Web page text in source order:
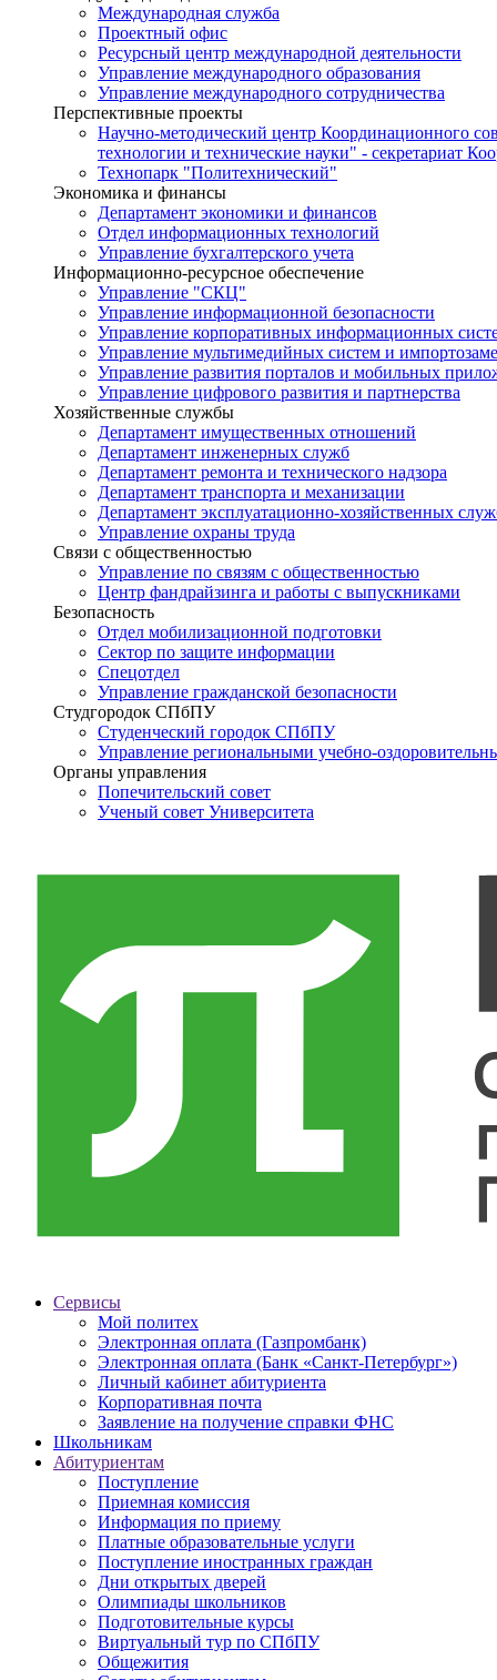
Международная служба
Проектный офис
Ресурсный центр международной деятельности
Управление международного образования
Управление международного сотрудничества
Перспективные проекты
Научно-методический центр Координационного
технологии и технические науки" - секретариат
Технопарк "Политехнический"
Экономика и финансы
Департамент экономики и финансов
Отдел информационных технологий
Управление бухгалтерского учета
Информационно-ресурсное обеспечение
Управление "СКЦ"
Управление информационной безопасности
Управление корпоративных информационных
Управление мультимедийных систем и
Управление развития порталов и мобильных
Управление цифрового развития и партнерства
Хозяйственные службы
Департамент имущественных отношений
Департамент инженерных служб
Департамент ремонта и технического надзора
Департамент транспорта и механизации
Департамент эксплуатационно-хозяйственных
Управление охраны труда
Связи с общественностью
Управление по связям с общественностью
Центр фандрайзинга и работы с выпускниками
Безопасность
Отдел мобилизационной подготовки
Сектор по защите информации
Спецотдел
Управление гражданской безопасности
Студгородок СПбПУ
Студенческий городок СПбПУ
Управление региональными учебно-
Органы управления
Попечительский совет
Ученый совет Университета
Сервисы
Мой политех
Электронная оплата (Газпромбанк)
Электронная оплата (Банк «Санкт-Петербург»)
Личный кабинет абитуриента
Корпоративная почта
Заявление на получение справки ФНС
Школьникам
Абитуриентам
Поступление
Приемная комиссия
Информация по приему
Платные образовательные услуги
Поступление иностранных граждан
Дни открытых дверей
Олимпиады школьников
Подготовительные курсы
Виртуальный тур по СПбПУ
Общежития